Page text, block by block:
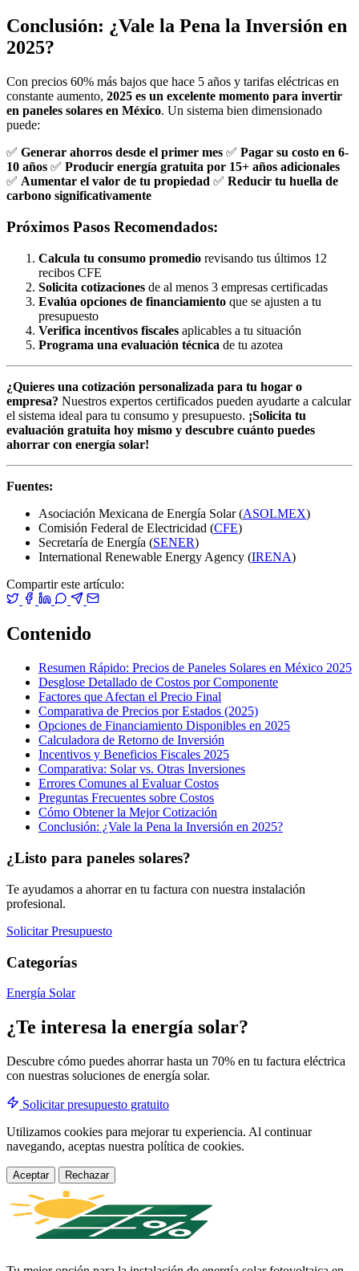
Conclusión: ¿Vale la Pena la Inversión en
2025?
Con precios 60% más bajos que hace 5 años y tarifas eléctricas en
constante aumento, 2025 es un excelente momento para invertir
en paneles solares en México. Un sistema bien dimensionado
puede:
✅ Generar ahorros desde el primer mes ✅ Pagar su costo en 6-
10 años ✅ Producir energía gratuita por 15+ años adicionales
✅ Aumentar el valor de tu propiedad ✅ Reducir tu huella de
carbono significativamente
Próximos Pasos Recomendados:
Calcula tu consumo promedio revisando tus últimos 12
recibos CFE
Solicita cotizaciones de al menos 3 empresas certificadas
Evalúa opciones de financiamiento que se ajusten a tu
presupuesto
Verifica incentivos fiscales aplicables a tu situación
Programa una evaluación técnica de tu azotea
¿Quieres una cotización personalizada para tu hogar o
empresa? Nuestros expertos certificados pueden ayudarte a calcular
el sistema ideal para tu consumo y presupuesto. ¡Solicita tu
evaluación gratuita hoy mismo y descubre cuánto puedes
ahorrar con energía solar!
Fuentes:
Asociación Mexicana de Energía Solar (ASOLMEX)
Comisión Federal de Electricidad (CFE)
Secretaría de Energía (SENER)
International Renewable Energy Agency (IRENA)
Compartir este artículo:
Contenido
Resumen Rápido: Precios de Paneles Solares en México 2025
Desglose Detallado de Costos por Componente
Factores que Afectan el Precio Final
Comparativa de Precios por Estados (2025)
Opciones de Financiamiento Disponibles en 2025
Calculadora de Retorno de Inversión
Incentivos y Beneficios Fiscales 2025
Comparativa: Solar vs. Otras Inversiones
Errores Comunes al Evaluar Costos
Preguntas Frecuentes sobre Costos
Cómo Obtener la Mejor Cotización
Conclusión: ¿Vale la Pena la Inversión en 2025?
¿Listo para paneles solares?
Te ayudamos a ahorrar en tu factura con nuestra instalación
profesional.
Solicitar Presupuesto
Categorías
Energía Solar
¿Te interesa la energía solar?
Descubre cómo puedes ahorrar hasta un 70% en tu factura eléctrica
con nuestras soluciones de energía solar.
Solicitar presupuesto gratuito
Utilizamos cookies para mejorar tu experiencia. Al continuar
navegando, aceptas nuestra política de cookies.
Aceptar Rechazar